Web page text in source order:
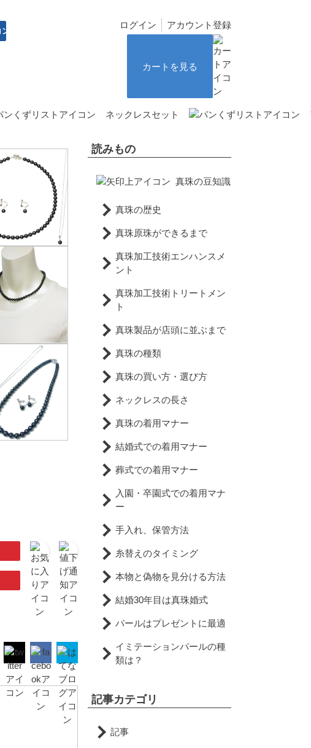
ログイン アカウント登録
カートを見る
ネックレスセット
読みもの
真珠の豆知識
真珠の歴史
真珠原珠ができるまで
真珠加工技術エンハンスメ
ント
真珠加工技術トリートメン
ト
真珠製品が店頭に並ぶまで
真珠の種類
真珠の買い方・選び方
ネックレスの長さ
真珠の着用マナー
結婚式での着用マナー
葬式での着用マナー
入園・卒園式での着用マナ
ー
手入れ、保管方法
糸替えのタイミング
本物と偽物を見分ける方法
結婚30年目は真珠婚式
パールはプレゼントに最適
イミテーションパールの種
類は？
記事カテゴリ
記事